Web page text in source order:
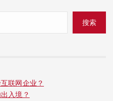
搜索
联网企业？
入境？